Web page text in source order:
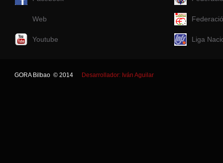
Web
Youtube Liga
GORA Bilbao © 2014 Desarrollador: Iván Aguilar